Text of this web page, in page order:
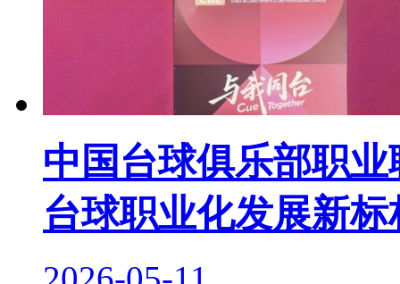
中国台球俱乐部职
台球职业化发展新标